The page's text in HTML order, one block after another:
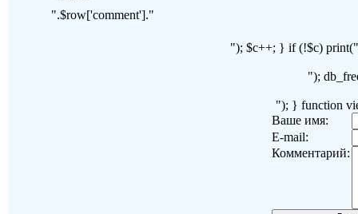
".$row['comment']."
"); $c++; } if (!$c)
");
"); } function
Ваше имя:
E-mail:
Комментарий: